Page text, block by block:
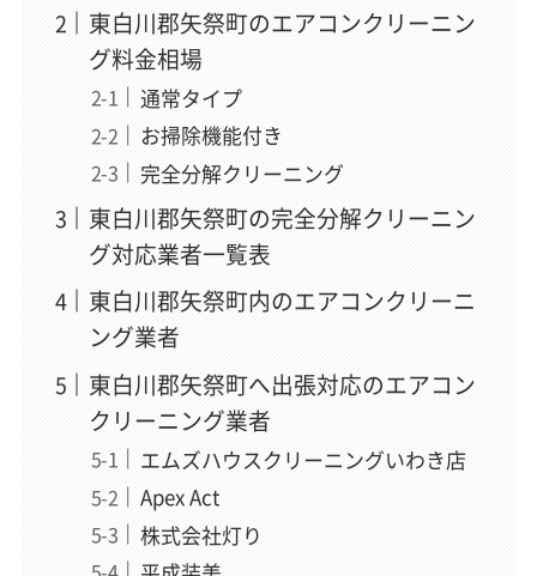
東白川郡矢祭町のエアコンクリーニン
グ料金相場
通常タイプ
お掃除機能付き
完全分解クリーニング
東白川郡矢祭町の完全分解クリーニン
グ対応業者一覧表
東白川郡矢祭町内のエアコンクリーニ
ング業者
東白川郡矢祭町へ出張対応のエアコン
クリーニング業者
エムズハウスクリーニングいわき店
Apex Act
株式会社灯り